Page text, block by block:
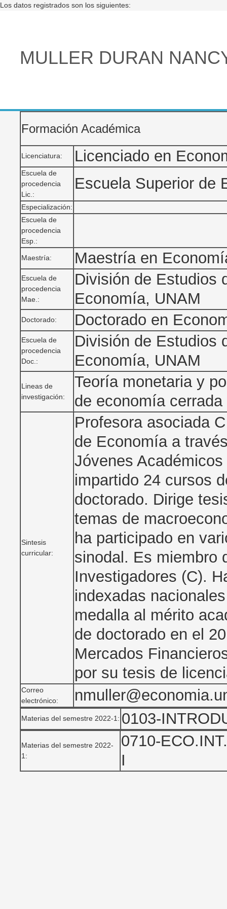
Los datos registrados son los siguientes:
MULLER DURAN
Formación Académica
Licenciatura: Licenciado en
Escuela de
procedencia
Lic.:
Escuela Superior de
Especialización:
Escuela de
procedencia
Esp.:
Maestría: Maestría en
Escuela de
procedencia
Mae.:
División de Estudios
Economía, UNAM
Doctorado: Doctorado en
Escuela de
procedencia
Doc.:
División de Estudios
Economía, UNAM
Lineas de
investigación:
Teoría monetaria y
de economía
Sintesis
curricular:
Profesora asociada
de Economía a
Jóvenes
impartido 24 cursos
doctorado. Dirige
temas de
ha participado en
sinodal. Es miembro
Investigadores (C).
indexadas
medalla al mérito
de doctorado en el
Mercados
por su tesis de
Correo
electrónico:
Materias del semestre 2022-1: 0103-
Materias del semestre 2022-
1:
0710-
I